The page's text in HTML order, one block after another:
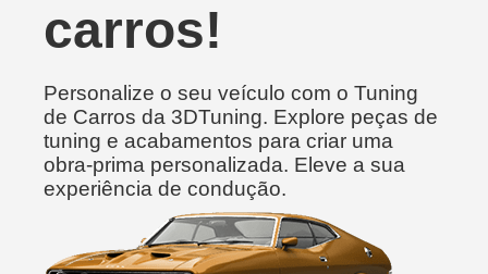
carros!
Personalize o seu veículo com o Tuning
de Carros da 3DTuning. Explore peças de
tuning e acabamentos para criar uma
obra-prima personalizada. Eleve a sua
experiência de condução.